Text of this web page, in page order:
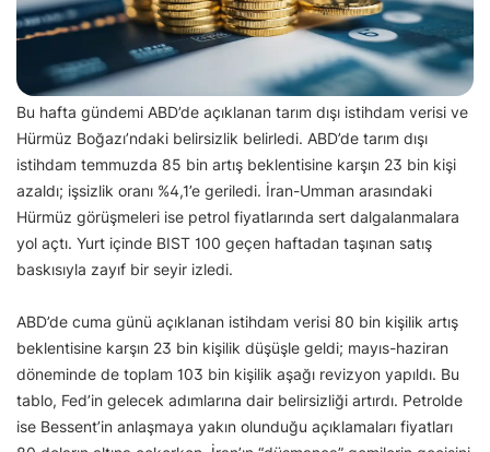
Bu hafta gündemi ABD’de açıklanan tarım dışı istihdam verisi ve
Hürmüz Boğazı’ndaki belirsizlik belirledi. ABD’de tarım dışı
istihdam temmuzda 85 bin artış beklentisine karşın 23 bin kişi
azaldı; işsizlik oranı %4,1’e geriledi. İran-Umman arasındaki
Hürmüz görüşmeleri ise petrol fiyatlarında sert dalgalanmalara
yol açtı. Yurt içinde BIST 100 geçen haftadan taşınan satış
baskısıyla zayıf bir seyir izledi.
ABD’de cuma günü açıklanan istihdam verisi 80 bin kişilik artış
beklentisine karşın 23 bin kişilik düşüşle geldi; mayıs-haziran
döneminde de toplam 103 bin kişilik aşağı revizyon yapıldı. Bu
tablo, Fed’in gelecek adımlarına dair belirsizliği artırdı. Petrolde
ise Bessent’in anlaşmaya yakın olunduğu açıklamaları fiyatları